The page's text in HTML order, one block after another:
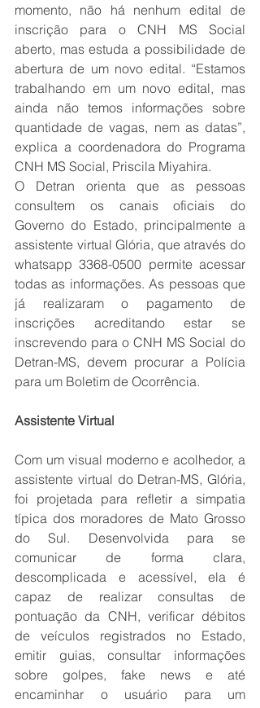
momento, não há nenhum edital de
inscrição para o CNH MS Social
aberto, mas estuda a possibilidade de
abertura de um novo edital. “Estamos
trabalhando em um novo edital, mas
ainda não temos informações sobre
quantidade de vagas, nem as datas”,
explica a coordenadora do Programa
CNH MS Social, Priscila Miyahira.
O Detran orienta que as pessoas
consultem os canais oficiais do
Governo do Estado, principalmente a
assistente virtual Glória, que através do
whatsapp 3368-0500 permite acessar
todas as informações. As pessoas que
já realizaram o pagamento de
inscrições acreditando estar se
inscrevendo para o CNH MS Social do
Detran-MS, devem procurar a Polícia
para um Boletim de Ocorrência.
Assistente Virtual
Com um visual moderno e acolhedor, a
assistente virtual do Detran-MS, Glória,
foi projetada para refletir a simpatia
típica dos moradores de Mato Grosso
do Sul. Desenvolvida para se
comunicar de forma clara,
descomplicada e acessível, ela é
capaz de realizar consultas de
pontuação da CNH, verificar débitos
de veículos registrados no Estado,
emitir guias, consultar informações
sobre golpes, fake news e até
encaminhar o usuário para um